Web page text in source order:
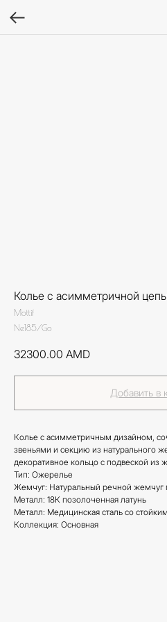
Колье с асимметричной
Mottif
Ne185/Go
32300.00 AMD
Добавить в
Колье с асимметричным дизайном,
звеньями и секцию из натурального
декоративное кольцо с подвеской из
Тип: Ожерелье
Жемчуг: Натуральный речной жемчуг
Металл: 18К позолоченная латунь
Металл: Медицинская сталь со
Коллекция: Основная